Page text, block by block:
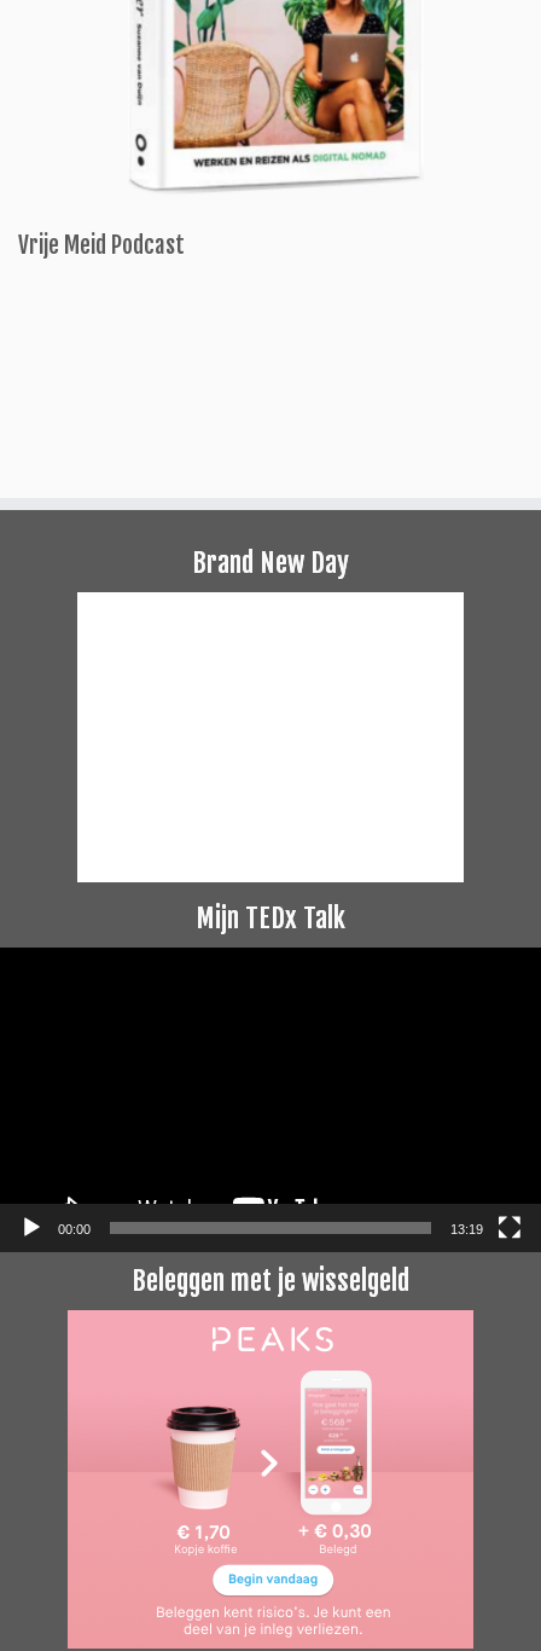
Vrije Meid Podcast
Brand New Day
Mijn TEDx Talk
00:00 13:19
Beleggen met je wisselgeld